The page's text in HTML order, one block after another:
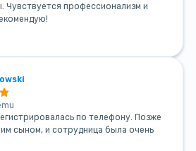
Чувствуется профессионализм и
по телефону. Позже
сыном, и сотрудница была очень